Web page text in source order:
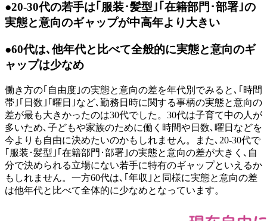
●20-30代の若手は｢服装･髪型｣｢在籍部門･部署｣の
実態と意向のギャップが中高年より大きい
●60代は､他年代と比べて全般的に実態と意向のギ
ャップは少なめ
働き方の｢自由度｣の実態と意向の差を年代別でみると､｢時間
帯｣｢日数｣｢曜日｣など､勤務日時に関する事柄の実態と意向の
差が最も大きかったのは30代でした。30代は子育て中の人が
多いため､子どもや家族のために働く時間や日数､曜日などを
今よりも自由に決めたいのかもしれません。また､20-30代で
｢服装･髪型｣｢在籍部門･部署｣の実態と意向の差が大きく､自
分で決められる立場にない若手に特有のギャップといえるか
もしれません。一方60代は､｢年収｣と同様に実態と意向の差
は他年代と比べて全体的に少なめとなっています。